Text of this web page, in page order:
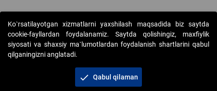
Copyright © 2017-2026. "Elektron onlayn-auksionlarni
tashkil etish" AJ. Barcha huquqlar himoyalangan
Ko`rsatilayotgan xizmatlarni yaxshilash maqsadida biz saytda
cookie-fayllardan foydalanamiz. Saytda qolishingiz, maxfiylik
siyosati va shaxsiy ma`lumotlardan foydalanish shartlarini qabul
qilganingizni anglatadi.
check Qabul qilaman